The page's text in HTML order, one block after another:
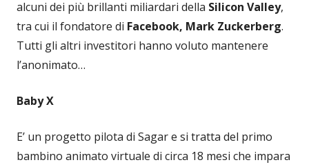
alcuni dei più brillanti miliardari della Silicon Valley,
tra cui il fondatore di Facebook, Mark Zuckerberg.
Tutti gli altri investitori hanno voluto mantenere
l’anonimato…
Baby X
E’ un progetto pilota di Sagar e si tratta del primo
bambino animato virtuale di circa 18 mesi che impara